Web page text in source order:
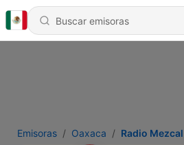
Emisoras Oaxaca Radio Mezcal